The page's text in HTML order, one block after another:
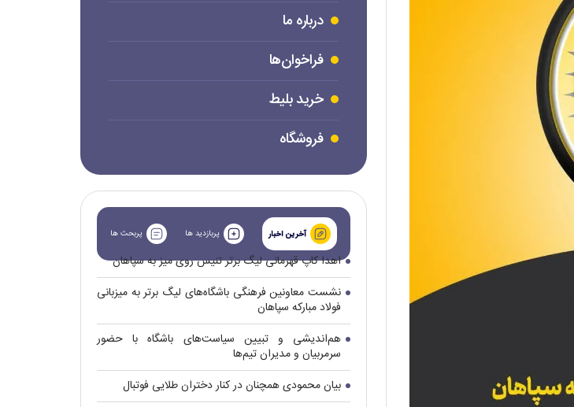
درباره ما
فراخوان‌ها
خرید بلیط
فروشگاه
آخرین اخبار پربازدید ها پربحث ها
اهدا کاپ قهرمانی لیگ برتر تنیس روی میز به سپاهان
نشست معاونین فرهنگی باشگاه‌های لیگ برتر به میزبانی
فولاد مبارکه سپاهان
هم‌اندیشی و تبیین سیاست‌های باشگاه با حضور
سرمربیان و مدیران تیم‌ها
بیان محمودی همچنان در کنار دختران طلایی فوتبال